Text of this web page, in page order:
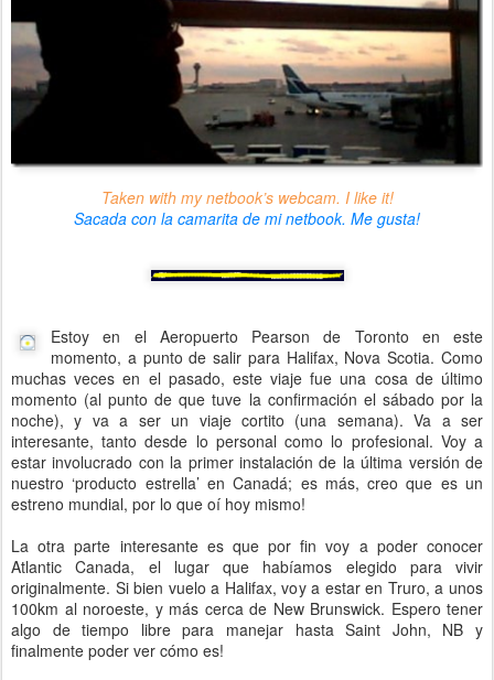
Taken with my netbook’s webcam. I like it!
Sacada con la camarita de mi netbook. Me gusta!
Estoy en el Aeropuerto Pearson de Toronto en este
momento, a punto de salir para Halifax, Nova Scotia. Como
muchas veces en el pasado, este viaje fue una cosa de último
momento (al punto de que tuve la confirmación el sábado por la
noche), y va a ser un viaje cortito (una semana). Va a ser
interesante, tanto desde lo personal como lo profesional. Voy a
estar involucrado con la primer instalación de la última versión de
nuestro ‘producto estrella’ en Canadá; es más, creo que es un
estreno mundial, por lo que oí hoy mismo!
La otra parte interesante es que por fin voy a poder conocer
Atlantic Canada, el lugar que habíamos elegido para vivir
originalmente. Si bien vuelo a Halifax, voy a estar en Truro, a unos
100km al noroeste, y más cerca de New Brunswick. Espero tener
algo de tiempo libre para manejar hasta Saint John, NB y
finalmente poder ver cómo es!